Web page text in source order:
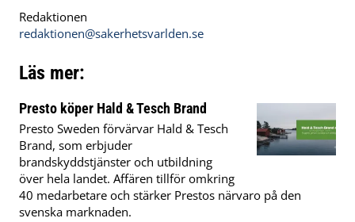
Redaktionen
redaktionen@sakerhetsvarlden.se
Läs mer:
Presto köper Hald & Tesch Brand
Presto Sweden förvärvar Hald & Tesch
Brand, som erbjuder
brandskyddstjänster och utbildning
över hela landet. Affären tillför omkring
40 medarbetare och stärker Prestos närvaro på den
svenska marknaden.